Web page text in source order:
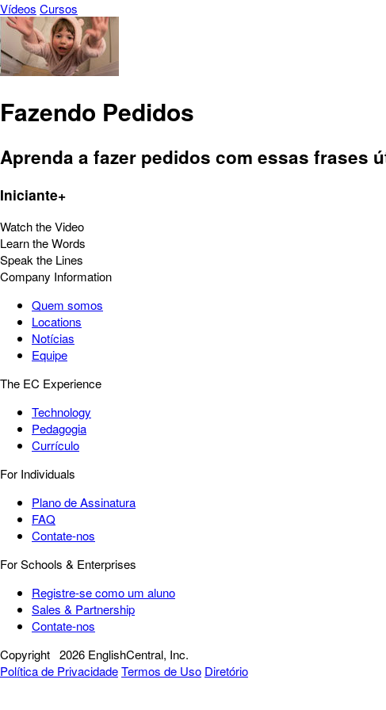
Vídeos Cursos
Fazendo Pedidos
Aprenda a fazer pedidos com essas frases
Iniciante+
Watch the Video
Learn the Words
Speak the Lines
Company Information
Quem somos
Locations
Notícias
Equipe
The EC Experience
Technology
Pedagogia
Currículo
For Individuals
Plano de Assinatura
FAQ
Contate-nos
For Schools & Enterprises
Registre-se como um aluno
Sales & Partnership
Contate-nos
Copyright 2026 EnglishCentral, Inc.
Política de PrivacidadeTermos de Uso Diretório